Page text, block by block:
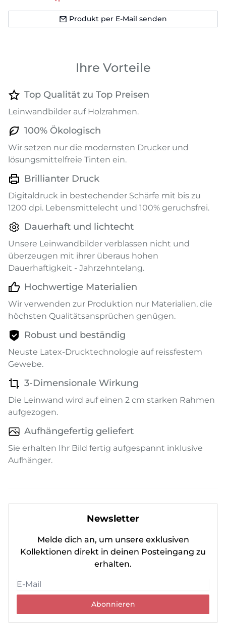
Produkt per E-Mail senden
Ihre Vorteile
Top Qualität zu Top Preisen
Leinwandbilder auf Holzrahmen.
100% Ökologisch
Wir setzen nur die modernsten Drucker und
lösungsmittelfreie Tinten ein.
Brillianter Druck
Digitaldruck in bestechender Schärfe mit bis zu
1200 dpi. Lebensmittelecht und 100% geruchsfrei.
Dauerhaft und lichtecht
Unsere Leinwandbilder verblassen nicht und
überzeugen mit ihrer überaus hohen
Dauerhaftigkeit - Jahrzehntelang.
Hochwertige Materialien
Wir verwenden zur Produktion nur Materialien, die
höchsten Qualitätsansprüchen genügen.
Robust und beständig
Neuste Latex-Drucktechnologie auf reissfestem
Gewebe.
3-Dimensionale Wirkung
Die Leinwand wird auf einen 2 cm starken Rahmen
aufgezogen.
Aufhängefertig geliefert
Sie erhalten Ihr Bild fertig aufgespannt inklusive
Aufhänger.
Newsletter
Melde dich an, um unsere exklusiven
Kollektionen direkt in deinen Posteingang zu
erhalten.
Abonnieren